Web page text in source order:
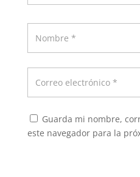
Guarda mi nombre,
este navegador para la